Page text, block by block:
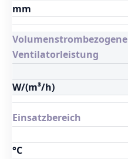
mm
Ventilatorleistung
W/(m³/h)
Einsatzbereich
°C